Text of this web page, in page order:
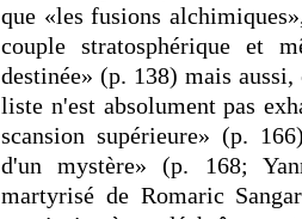
que «les fusions
couple stratosphérique et
destinée» (p. 138) mais
liste n'est absolument pas
scansion supérieure» (p.
d'un mystère» (p. 168;
martyrisé de Romaric